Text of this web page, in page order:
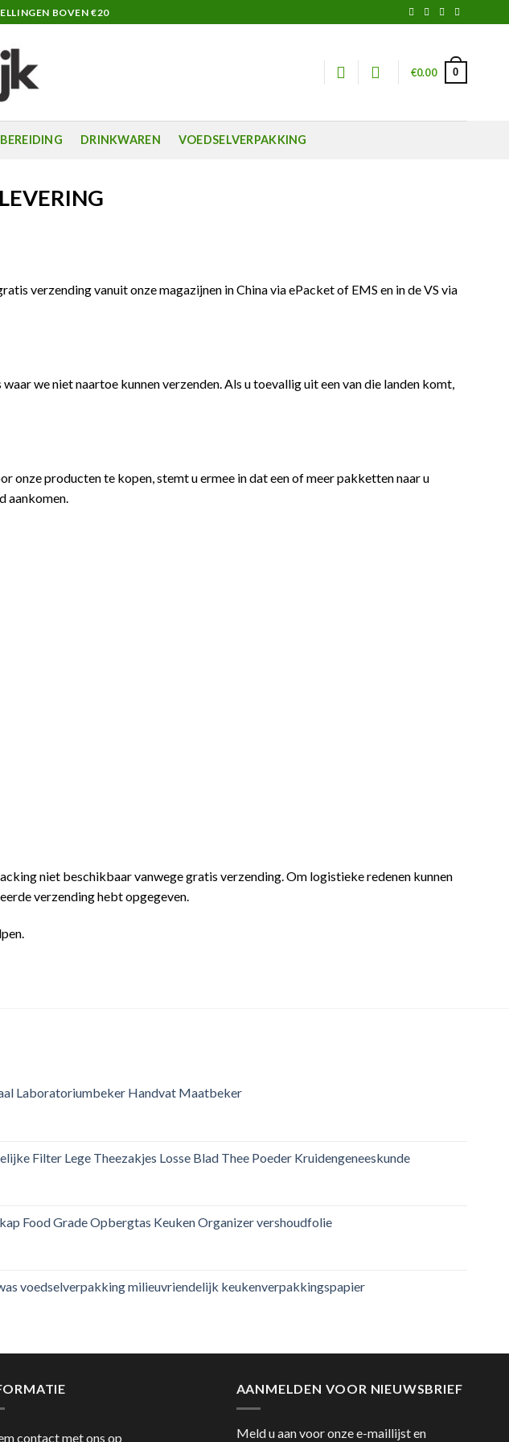
BOVEN €20
€0.00 0
DRINKWAREN VOEDSELVERPAKKING
verzending vanuit onze magazijnen in China via ePacket of EMS en in de VS via
we niet naartoe kunnen verzenden. Als u toevallig uit een van die landen komt,
producten te kopen, stemt u ermee in dat een of meer pakketten naar u
aankomen.
niet beschikbaar vanwege gratis verzending. Om logistieke redenen kunnen
verzending hebt opgegeven.
Laboratoriumbeker Handvat Maatbeker
Filter Lege Theezakjes Losse Blad Thee Poeder Kruidengeneeskunde
Food Grade Opbergtas Keuken Organizer vershoudfolie
voedselverpakking milieuvriendelijk keukenverpakkingspapier
contact met ons op
AANMELDEN VOOR NIEUWSBRIEF
Meld u aan voor onze e-maillijst en